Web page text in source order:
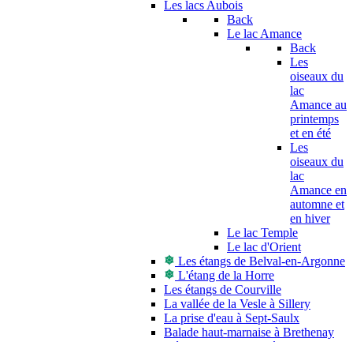
Les lacs Aubois
Back
Le lac Amance
Back
Les
oiseaux du
lac
Amance au
printemps
et en été
Les
oiseaux du
lac
Amance en
automne et
en hiver
Le lac Temple
Le lac d'Orient
Les étangs de Belval-en-Argonne
L'étang de la Horre
Les étangs de Courville
La vallée de la Vesle à Sillery
La prise d'eau à Sept-Saulx
Balade haut-marnaise à Brethenay